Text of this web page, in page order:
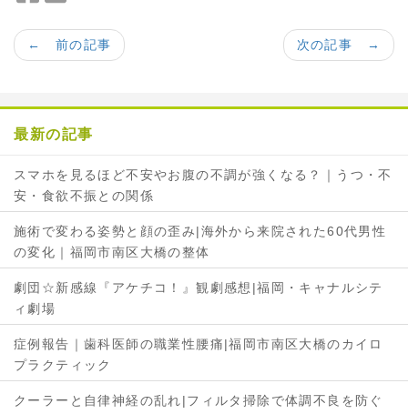
c
e
o
k
シ
ェ
i
t
r
で
ェ
ア
次の記事 →
← 前の記事
最新の記事
スマホを見るほど不安やお腹の不調が強くなる？｜うつ・不
安・食欲不振との関係
施術で変わる姿勢と顔の歪み|海外から来院された60代男性
の変化｜福岡市南区大橋の整体
劇団☆新感線『アケチコ！』観劇感想|福岡・キャナルシテ
ィ劇場
症例報告｜歯科医師の職業性腰痛|福岡市南区大橋のカイロ
プラクティック
クーラーと自律神経の乱れ|フィルタ掃除で体調不良を防ぐ